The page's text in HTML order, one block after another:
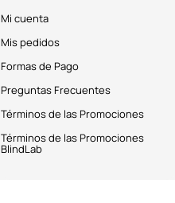
Mi cuenta
Mis pedidos
Formas de Pago
Preguntas Frecuentes
Términos de las Promociones
Términos de las Promociones
BlindLab